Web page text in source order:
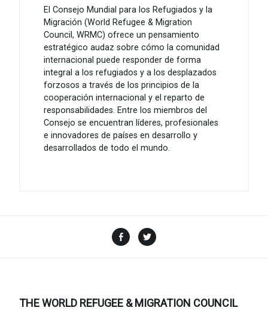
El Consejo Mundial para los Refugiados y la
Migración (World Refugee & Migration
Council, WRMC) ofrece un pensamiento
estratégico audaz sobre cómo la comunidad
internacional puede responder de forma
integral a los refugiados y a los desplazados
forzosos a través de los principios de la
cooperación internacional y el reparto de
responsabilidades. Entre los miembros del
Consejo se encuentran líderes, profesionales
e innovadores de países en desarrollo y
desarrollados de todo el mundo.
Facebook
THE WORLD REFUGEE & MIGRATION COUNCIL